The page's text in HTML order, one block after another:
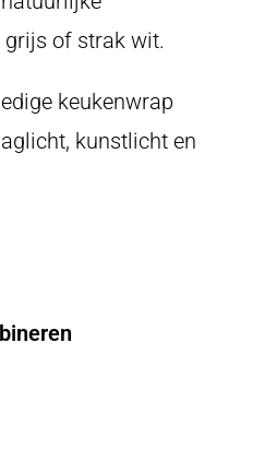
of strak wit.
keukenwrap
kunstlicht en